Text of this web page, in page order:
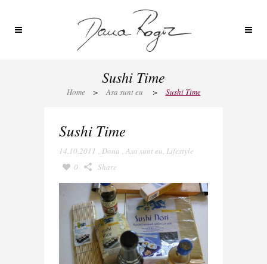
Sushi Time
Home > Asa sunt eu > Sushi Time
Sushi Time
14.10.2011 , Dana , Asa sunt eu, Lifestyle
0
Share